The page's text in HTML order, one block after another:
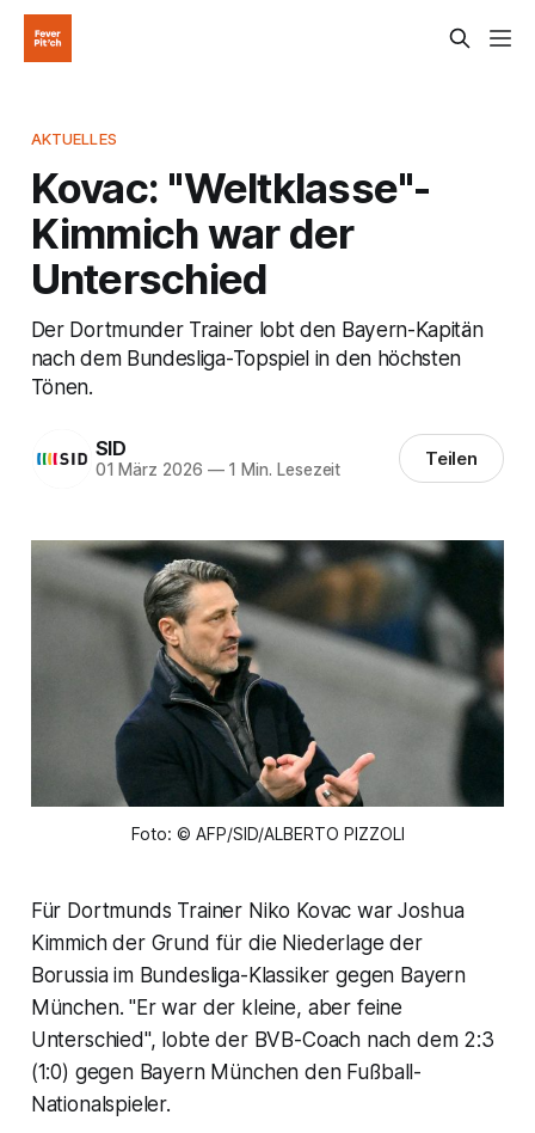
AKTUELLES
Kovac: "Weltklasse"-
Kimmich war der
Unterschied
Der Dortmunder Trainer lobt den Bayern-Kapitän
nach dem Bundesliga-Topspiel in den höchsten
Tönen.
SID
01 März 2026 —1 Min. Lesezeit Teilen
Foto: © AFP/SID/ALBERTO PIZZOLI
Für Dortmunds Trainer Niko Kovac war Joshua
Kimmich der Grund für die Niederlage der
Borussia im Bundesliga-Klassiker gegen Bayern
München. "Er war der kleine, aber feine
Unterschied", lobte der BVB-Coach nach dem 2:3
(1:0) gegen Bayern München den Fußball-
Nationalspieler.